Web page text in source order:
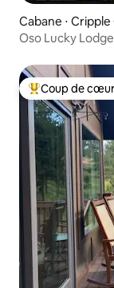
Cabane ⋅
Oso Lucky
Coups de cœur
Coup de